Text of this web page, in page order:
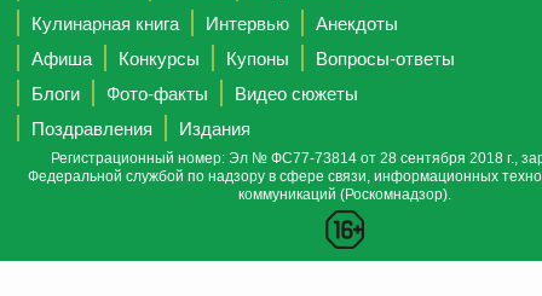
Кулинарная книга
Интервью
Анекдоты
Афиша
Конкурсы Купоны
Вопросы-ответы
Блоги
Фото-факты
Видео сюжеты
Поздравления
Издания
Регистрационный номер: Эл № ФС77-73814 от 28 сентября 2018 г.,
Федеральной службой по надзору в сфере связи, информационных
коммуникаций (Роскомнадзор).